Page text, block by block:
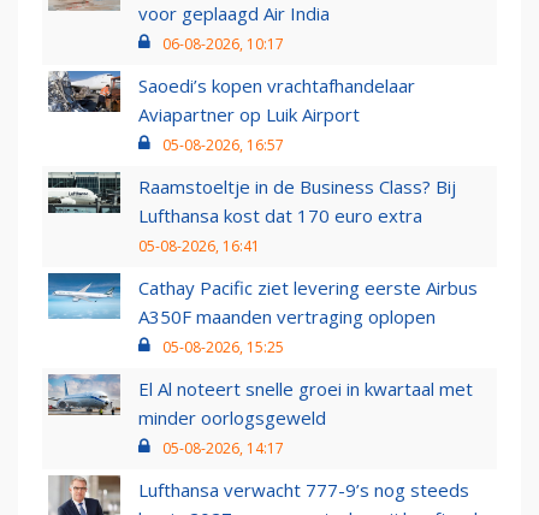
voor geplaagd Air India
06-08-2026, 10:17
Saoedi’s kopen vrachtafhandelaar
Aviapartner op Luik Airport
05-08-2026, 16:57
Raamstoeltje in de Business Class? Bij
Lufthansa kost dat 170 euro extra
05-08-2026, 16:41
Cathay Pacific ziet levering eerste Airbus
A350F maanden vertraging oplopen
05-08-2026, 15:25
El Al noteert snelle groei in kwartaal met
minder oorlogsgeweld
05-08-2026, 14:17
Lufthansa verwacht 777-9’s nog steeds